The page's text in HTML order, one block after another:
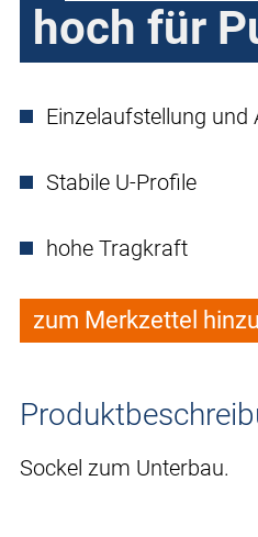
hoch für
Einzelaufstellung und
Stabile U-Profile
hohe Tragkraft
zum Merkzettel
Sockel zum Unterbau.